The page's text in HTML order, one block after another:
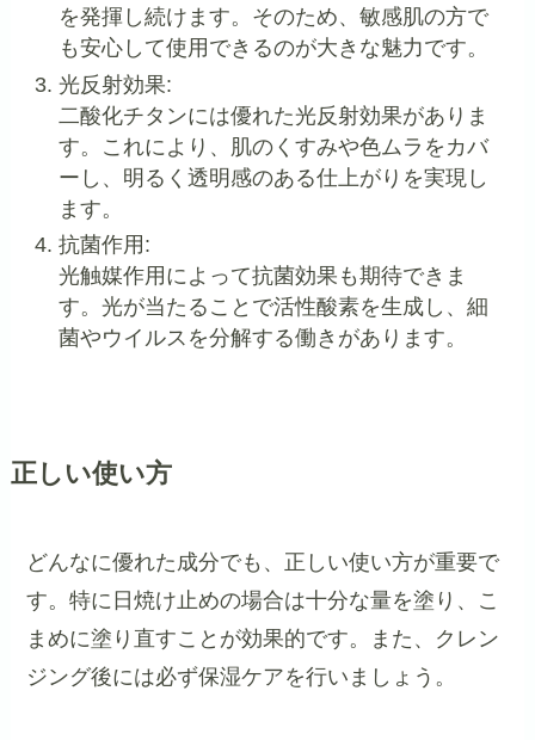
を発揮し続けます。そのため、敏感肌の方で
も安心して使用できるのが大きな魅力です。
光反射効果:
二酸化チタンには優れた光反射効果がありま
す。これにより、肌のくすみや色ムラをカバ
ーし、明るく透明感のある仕上がりを実現し
ます。
抗菌作用:
光触媒作用によって抗菌効果も期待できま
す。光が当たることで活性酸素を生成し、細
菌やウイルスを分解する働きがあります。
正しい使い方
どんなに優れた成分でも、正しい使い方が重要で
す。特に日焼け止めの場合は十分な量を塗り、こ
まめに塗り直すことが効果的です。また、クレン
ジング後には必ず保湿ケアを行いましょう。